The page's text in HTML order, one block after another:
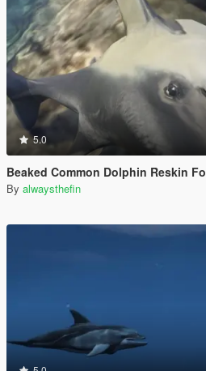
5.0
Beaked Common Dolphin Reskin
By alwaysthefin